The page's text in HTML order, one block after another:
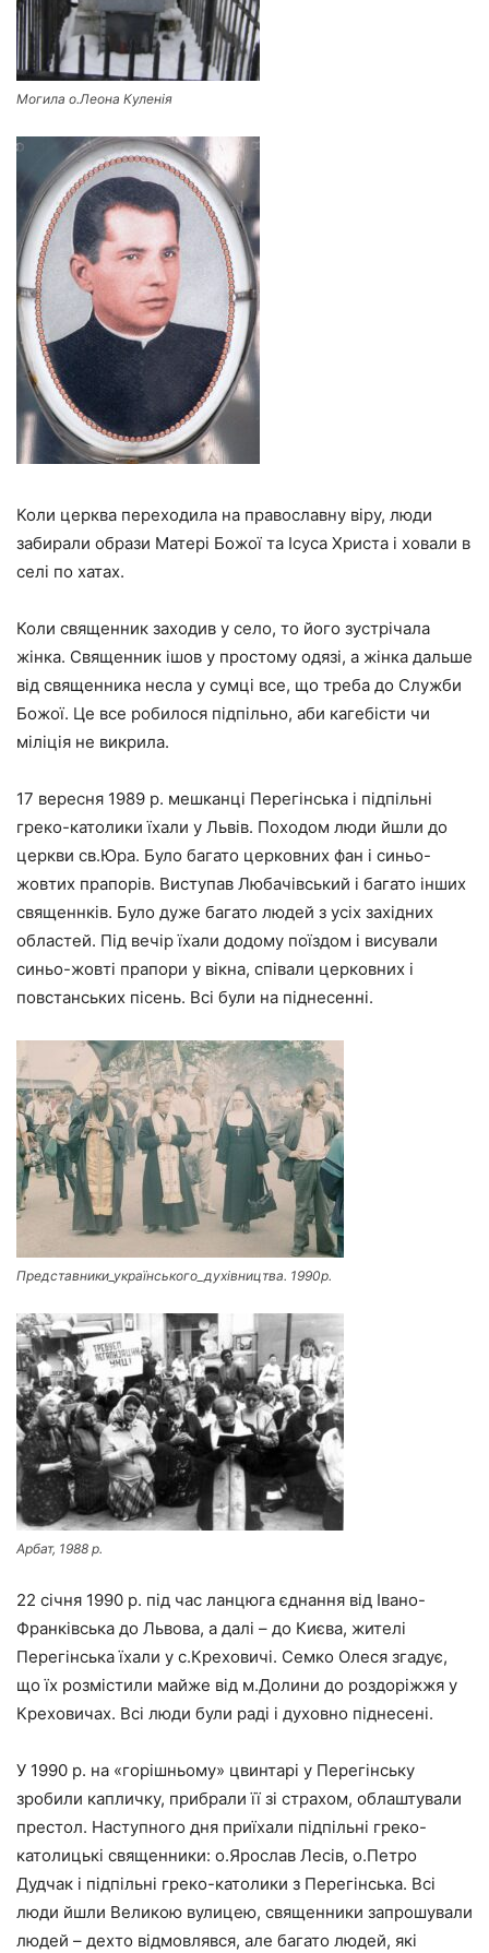
Могила о.Леона Куленія
Коли церква переходила на православну віру, люди
забирали образи Матері Божої та Ісуса Христа і ховали в
селі по хатах.
Коли священник заходив у село, то його зустрічала
жінка. Священник ішов у простому одязі, а жінка дальше
від священника несла у сумці все, що треба до Служби
Божої. Це все робилося підпільно, аби кагебісти чи
міліція не викрила.
17 вересня 1989 р. мешканці Перегінська і підпільні
греко-католики їхали у Львів. Походом люди йшли до
церкви св.Юра. Було багато церковних фан і синьо-
жовтих прапорів. Виступав Любачівський і багато інших
священнків. Було дуже багато людей з усіх західних
областей. Під вечір їхали додому поїздом і висували
синьо-жовті прапори у вікна, співали церковних і
повстанських пісень. Всі були на піднесенні.
Представники_українського_духівництва. 1990р.
Арбат, 1988 р.
22 січня 1990 р. під час ланцюга єднання від Івано-
Франківська до Львова, а далі – до Києва, жителі
Перегінська їхали у с.Креховичі. Семко Олеся згадує,
що їх розмістили майже від м.Долини до роздоріжжя у
Креховичах. Всі люди були раді і духовно піднесені.
У 1990 р. на «горішньому» цвинтарі у Перегінську
зробили капличку, прибрали її зі страхом, облаштували
престол. Наступного дня приїхали підпільні греко-
католицькі священники: о.Ярослав Лесів, о.Петро
Дудчак і підпільні греко-католики з Перегінська. Всі
люди йшли Великою вулицею, священники запрошували
людей – дехто відмовлявся, але багато людей, які